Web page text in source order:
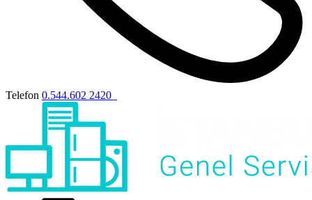
Telefon 0.544.602 2420